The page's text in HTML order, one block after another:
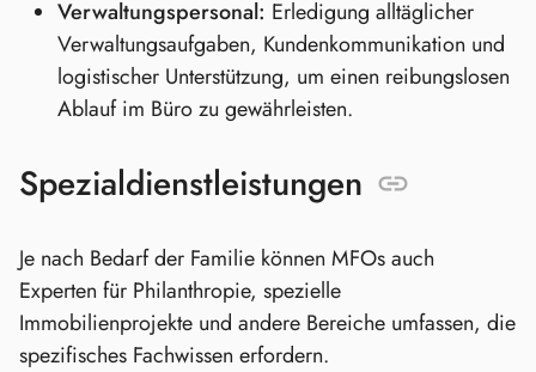
Verwaltungspersonal: Erledigung alltäglicher
Verwaltungsaufgaben, Kundenkommunikation und
logistischer Unterstützung, um einen reibungslosen
Ablauf im Büro zu gewährleisten.
Spezialdienstleistungen
Je nach Bedarf der Familie können MFOs auch
Experten für Philanthropie, spezielle
Immobilienprojekte und andere Bereiche umfassen, die
spezifisches Fachwissen erfordern.